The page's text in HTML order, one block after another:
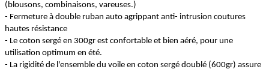
(blousons, combinaisons, vareuses.)
- Fermeture à double ruban auto agrippant anti- intrusion coutures
hautes résistance
- Le coton sergé en 300gr est confortable et bien aéré, pour une
utilisation optimum en été.
- La rigidité de l'ensemble du voile en coton sergé doublé (600gr) assure